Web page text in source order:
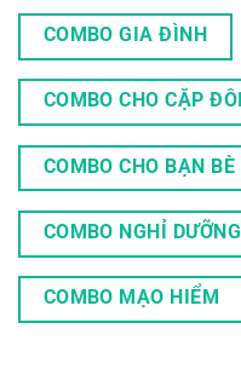
COMBO GIA ĐÌNH
COMBO CHO CẶP ĐÔI
COMBO CHO BẠN BÈ
COMBO NGHỈ DƯỠNG
COMBO MẠO HIỂM